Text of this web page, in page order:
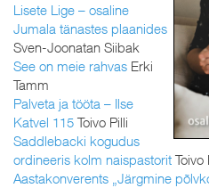
Lisete Lige – osaline
Jumala tänastes plaanides
Sven-Joonatan Siibak
See on meie rahvas Erki
Tamm
Palveta ja tööta – Ilse
Katvel 115 Toivo Pilli
Saddlebacki kogudus
ordineeris kolm naispastorit Toivo
Aastakonverents „Järgmine